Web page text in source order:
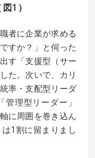
1）
者に企業が求める
すか？」と伺った
す「支援型（サー
た。次いで、カリ
率・支配型リーダ
理型リーダー」
に周囲を巻き込ん
1割に留まりまし